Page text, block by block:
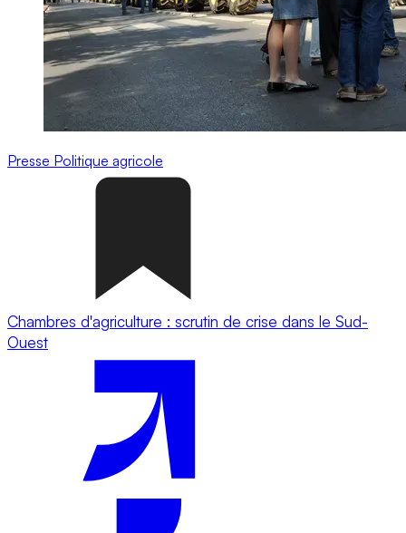
Presse Politique agricole
Chambres d'agriculture : scrutin de crise dans le Sud-
Ouest